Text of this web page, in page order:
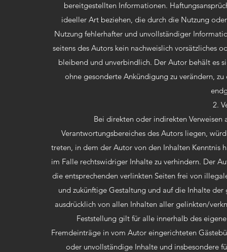
bereitgestellten Informationen.
ideeller Art beziehen, die durch die Nutzung
Nutzung fehlerhafter und unvollständiger
seitens des Autors kein nachweislich vorsätzliches
bleibend und unverbindlich. Der Autor behält es
ohne gesonderte Ankündigung zu verändern,
2.
Bei direkten oder indirekten Verweisen
Verantwortungsbereiches des Autors liegen,
treten, in dem der Autor von den Inhalten Kenntnis
im Falle rechtswidriger Inhalte zu verhindern. Der
die entsprechenden verlinkten Seiten frei von
und zukünftige Gestaltung und auf die Inhalte
ausdrücklich von allen Inhalten aller gelinkten/
Feststellung gilt für alle innerhalb des
Fremdeinträge in vom Autor eingerichteten
oder unvollständige Inhalte und insbesondere